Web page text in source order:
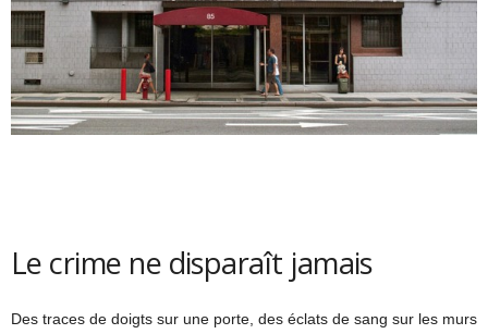
Le crime ne disparaît jamais
Des traces de doigts sur une porte, des éclats de sang sur les murs